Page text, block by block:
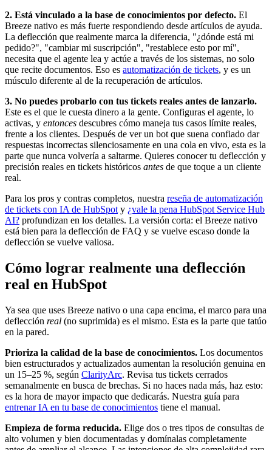
2. Está vinculado a la base de conocimientos por defecto. El
Breeze nativo es más fuerte respondiendo desde artículos de ayuda.
La deflección que realmente marca la diferencia, "¿dónde está mi
pedido?", "cambiar mi suscripción", "restablece esto por mí",
necesita que el agente lea y actúe a través de los sistemas, no solo
que recite documentos. Eso es automatización de tickets, y es un
músculo diferente al de la recuperación de artículos.
3. No puedes probarlo con tus tickets reales antes de lanzarlo.
Este es el que le cuesta dinero a la gente. Configuras el agente, lo
activas, y entonces descubres cómo maneja tus casos límite reales,
frente a los clientes. Después de ver un bot que suena confiado dar
respuestas incorrectas silenciosamente en una cola en vivo, esta es la
parte que nunca volvería a saltarme. Quieres conocer tu deflección y
precisión reales en tickets históricos antes de que toque a un cliente
real.
Para los pros y contras completos, nuestra reseña de automatización
de tickets con IA de HubSpot y ¿vale la pena HubSpot Service Hub
AI? profundizan en los detalles. La versión corta: el Breeze nativo
está bien para la deflección de FAQ y se vuelve escaso donde la
deflección se vuelve valiosa.
Cómo lograr realmente una deflección
real en HubSpot
Ya sea que uses Breeze nativo o una capa encima, el marco para una
deflección real (no suprimida) es el mismo. Esta es la parte que tatúo
en la pared.
Prioriza la calidad de la base de conocimientos. Los documentos
bien estructurados y actualizados aumentan la resolución genuina en
un 15–25 %, según ClarityArc. Revisa tus tickets cerrados
semanalmente en busca de brechas. Si no haces nada más, haz esto:
es la hora de mayor impacto que dedicarás. Nuestra guía para
entrenar IA en tu base de conocimientos tiene el manual.
Empieza de forma reducida. Elige dos o tres tipos de consultas de
alto volumen y bien documentadas y domínalas completamente